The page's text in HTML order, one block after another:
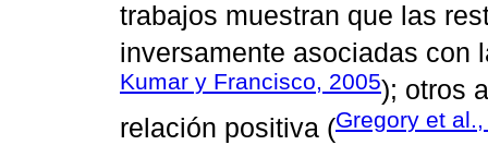
trabajos muestran que las
inversamente asociadas con
Kumar y Francisco, 2005); otros
relación positiva (Gregory et